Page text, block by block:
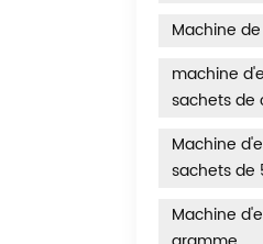
Machine
machine
sachets de
Machine
sachets de
Machine